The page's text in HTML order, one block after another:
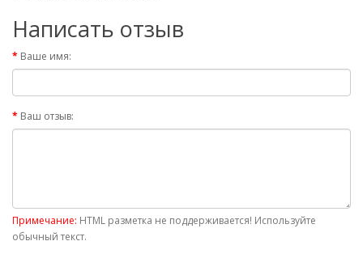
Написать отзыв
Ваше имя:
Ваш отзыв:
Примечание: HTML разметка не поддерживается! Используйте
обычный текст.